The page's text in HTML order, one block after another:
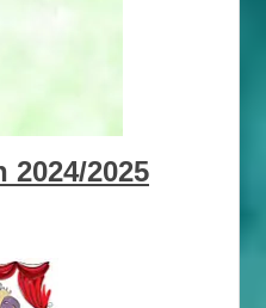
2024/2025